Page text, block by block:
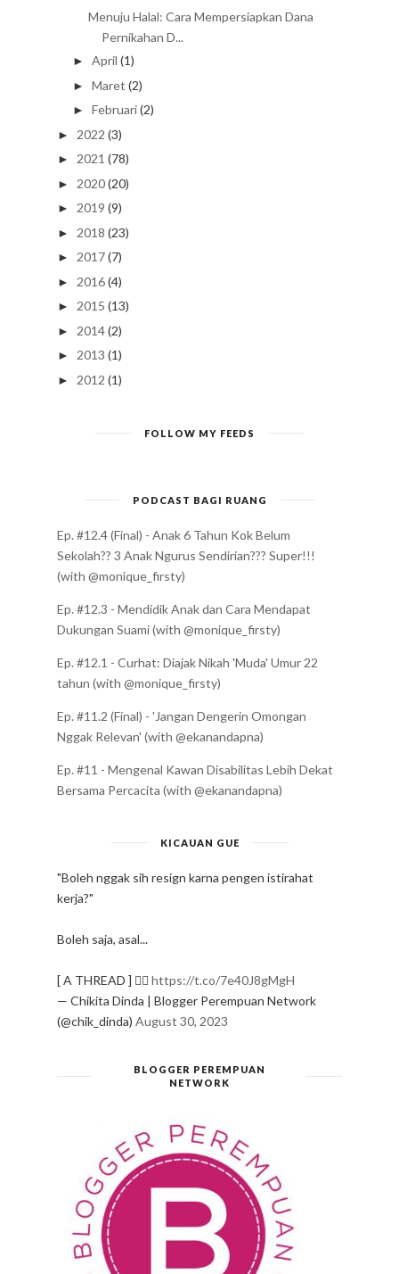
Menuju Halal: Cara Mempersiapkan Dana
Pernikahan D...
► April (1)
► Maret (2)
► Februari(2)
► 2022 (3)
► 2021 (78)
► 2020(20)
► 2019 (9)
► 2018 (23)
► 2017(7)
► 2016(4)
► 2015 (13)
► 2014(2)
► 2013 (1)
► 2012 (1)
FOLLOW MY FEEDS
PODCAST BAGI RUANG
Ep. #12.4 (Final) - Anak 6 Tahun Kok Belum
Sekolah?? 3 Anak Ngurus Sendirian??? Super!!!
(with @monique_firsty)
Ep. #12.3 - Mendidik Anak dan Cara Mendapat
Dukungan Suami (with @monique_firsty)
Ep. #12.1 - Curhat: Diajak Nikah 'Muda' Umur 22
tahun (with @monique_firsty)
Ep. #11.2 (Final) - 'Jangan Dengerin Omongan
Nggak Relevan' (with @ekanandapna)
Ep. #11 - Mengenal Kawan Disabilitas Lebih Dekat
Bersama Percacita (with @ekanandapna)
KICAUAN GUE
"Boleh nggak sih resign karna pengen istirahat
kerja?"
Boleh saja, asal...
[ A THREAD ] ✍🏻 https://t.co/7e40J8gMgH
— Chikita Dinda | Blogger Perempuan Network
(@chik_dinda) August 30, 2023
BLOGGER PEREMPUAN
NETWORK